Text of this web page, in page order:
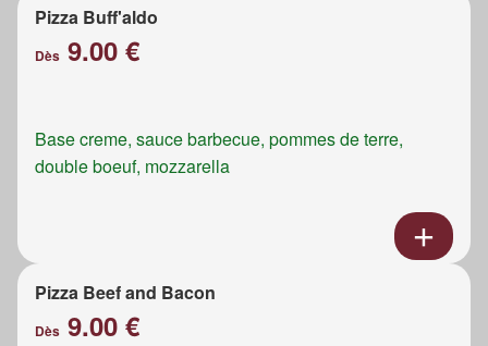
Pizza Buff'aldo
Dès 9.00 €
Base creme, sauce barbecue, pommes de terre,
double boeuf, mozzarella
Pizza Beef and Bacon
Dès 9.00 €